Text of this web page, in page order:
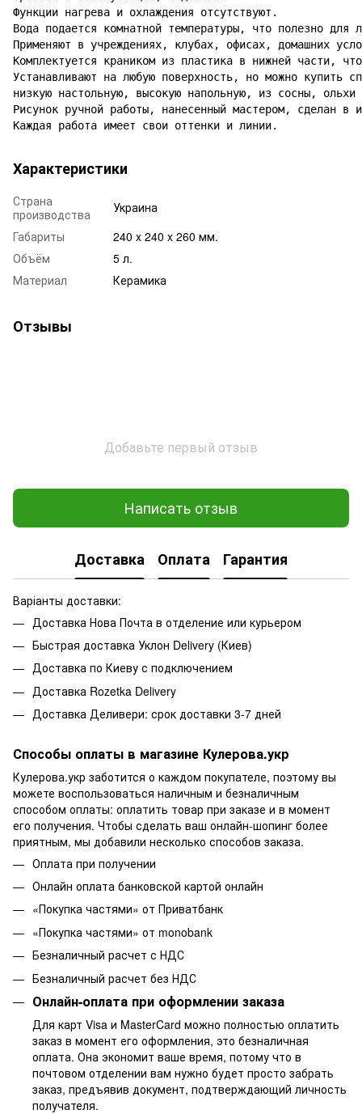
Функции нагрева и охлаждения отсутствуют.
Вода подается комнатной температуры, что полезно для
Применяют в учреждениях, клубах, офисах, домашних
Комплектуется краником из пластика в нижней части,
Устанавливают на любую поверхность, но можно купить
низкую настольную, высокую напольную, из сосны,
Рисунок ручной работы, нанесенный мастером, сделан в
Характеристики
Страна
производства
Украина
Габариты
240 x 240 x 260 мм.
Объём
5 л.
Материал
Керамика
Отзывы
Добавьте первый отзыв
Написать отзыв
Доставка Оплата Гарантия
Варіанты доставки:
Доставка Нова Почта в отделение или курьером
Быстрая доставка Уклон Delivery (Киев)
Доставка по Киеву с подключением
Доставка Rozetka Delivery
Доставка Деливери: срок доставки 3-7 дней
Способы оплаты в магазине Кулерова.укр
Кулерова.укр заботится о каждом покупателе, поэтому вы
можете воспользоваться наличным и безналичным
способом оплаты: оплатить товар при заказе и в момент
его получения. Чтобы сделать ваш онлайн-шопинг более
приятным, мы добавили несколько способов заказа.
Оплата при получении
Онлайн оплата банковской картой онлайн
«Покупка частями» от Приватбанк
«Покупка частями» от monobank
Безналичный расчет с НДС
Безналичный расчет без НДС
Онлайн-оплата при оформлении заказа
Для карт Visa и MasterCard можно полностью оплатить
заказ в момент его оформления, это безналичная
оплата. Она экономит ваше время, потому что в
почтовом отделении вам нужно будет просто забрать
заказ, предъявив документ, подтверждающий личность
получателя.